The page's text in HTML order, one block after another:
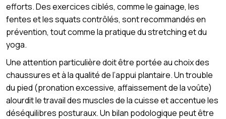
efforts. Des exercices ciblés, comme le gainage, les
fentes et les squats contrôlés, sont recommandés en
prévention, tout comme la pratique du stretching et du
yoga.
Une attention particulière doit être portée au choix des
chaussures et à la qualité de l’appui plantaire. Un trouble
du pied (pronation excessive, affaissement de la voûte)
alourdit le travail des muscles de la cuisse et accentue les
déséquilibres posturaux. Un bilan podologique peut être